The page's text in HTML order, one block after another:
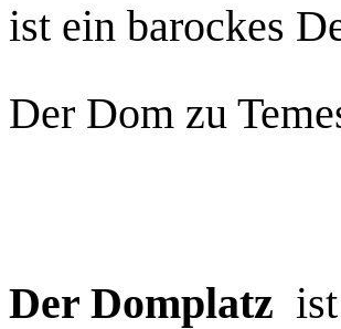
ist ein barockes
Der Dom zu
Der Domplatz